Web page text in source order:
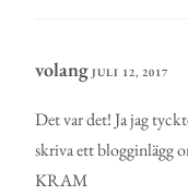
volang JULI 12, 2017
Det var det! Ja jag
skriva ett blogginlägg
KRAM